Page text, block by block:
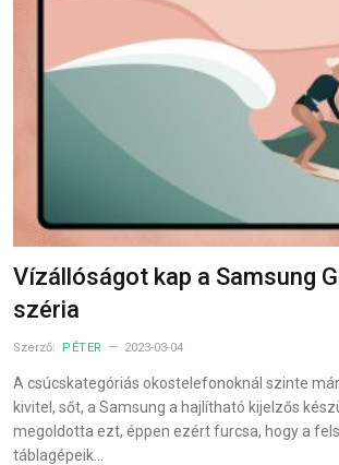
Vízállóságot kap a Samsung
széria
Szerző: PÉTER 2023-03-04
A csúcskategóriás okostelefonoknál szinte
kivitel, sőt, a Samsung a hajlítható kijelzős
megoldotta ezt, éppen ezért furcsa, hogy a
táblagépeik…